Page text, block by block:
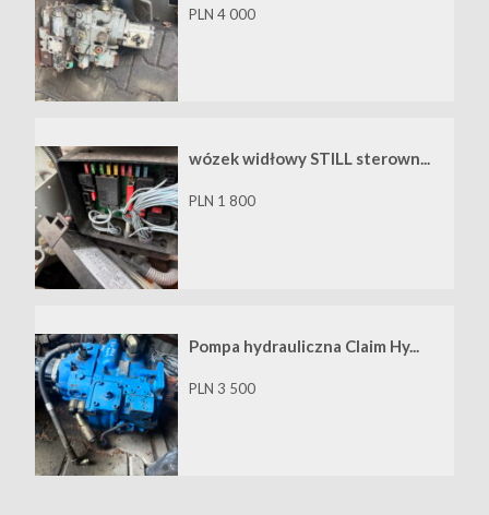
PLN 4 000
wózek widłowy STILL sterown...
PLN 1 800
Pompa hydrauliczna Claim Hy...
PLN 3 500